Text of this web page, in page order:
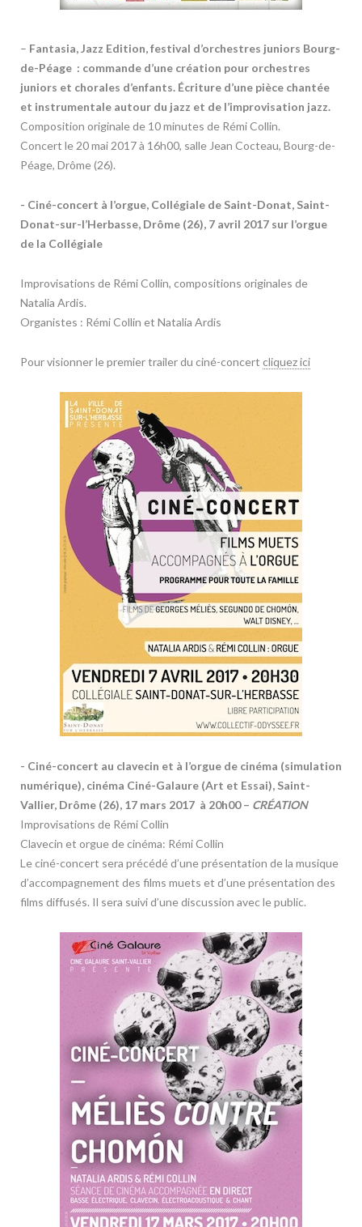
– Fantasia, Jazz Edition, festival d’orchestres juniors Bourg-
de-Péage : commande d’une création pour orchestres
juniors et chorales d’enfants. Écriture d’une pièce chantée
et instrumentale autour du jazz et de l’improvisation jazz.
Composition originale de 10 minutes de Rémi Collin.
Concert le 20 mai 2017 à 16h00, salle Jean Cocteau, Bourg-de-
Péage, Drôme (26).
- Ciné-concert à l’orgue, Collégiale de Saint-Donat, Saint-
Donat-sur-l’Herbasse, Drôme (26), 7 avril 2017 sur l’orgue
de la Collégiale
Improvisations de Rémi Collin, compositions originales de
Natalia Ardis.
Organistes : Rémi Collin et Natalia Ardis
Pour visionner le premier trailer du ciné-concert cliquez ici
- Ciné-concert au clavecin et à l’orgue de cinéma (simulation
numérique), cinéma Ciné-Galaure (Art et Essai), Saint-
Vallier, Drôme (26), 17 mars 2017 à 20h00 – CRÉATION
Improvisations de Rémi Collin
Clavecin et orgue de cinéma: Rémi Collin
Le ciné-concert sera précédé d’une présentation de la musique
d’accompagnement des films muets et d’une présentation des
films diffusés. Il sera suivi d’une discussion avec le public.